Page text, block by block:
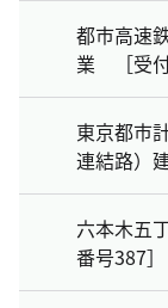
都市高速
業 ［受付
東京都市
連結路）
六本木五
番号387］